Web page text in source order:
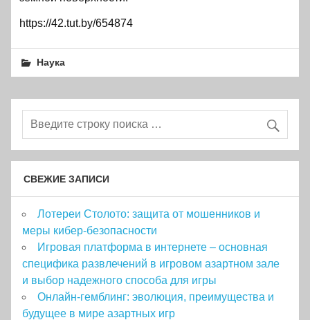
https://42.tut.by/654874
Наука
СВЕЖИЕ ЗАПИСИ
Лотереи Столото: защита от мошенников и
меры кибер-безопасности
Игровая платформа в интернете – основная
специфика развлечений в игровом азартном зале
и выбор надежного способа для игры
Онлайн-гемблинг: эволюция, преимущества и
будущее в мире азартных игр